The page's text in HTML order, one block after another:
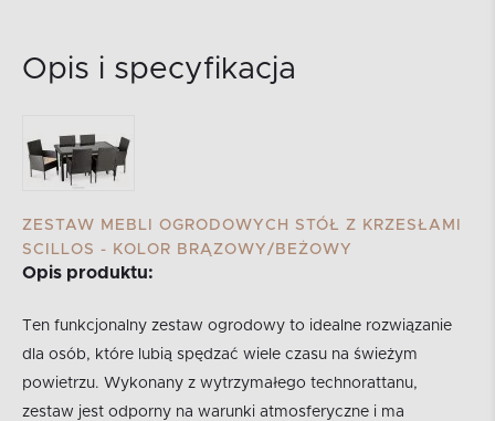
Opis i specyfikacja
ZESTAW MEBLI OGRODOWYCH STÓŁ Z KRZESŁAMI
SCILLOS - KOLOR BRĄZOWY/BEŻOWY
Opis produktu:
Ten funkcjonalny zestaw ogrodowy to idealne rozwiązanie
dla osób, które lubią spędzać wiele czasu na świeżym
powietrzu. Wykonany z wytrzymałego technorattanu,
zestaw jest odporny na warunki atmosferyczne i ma